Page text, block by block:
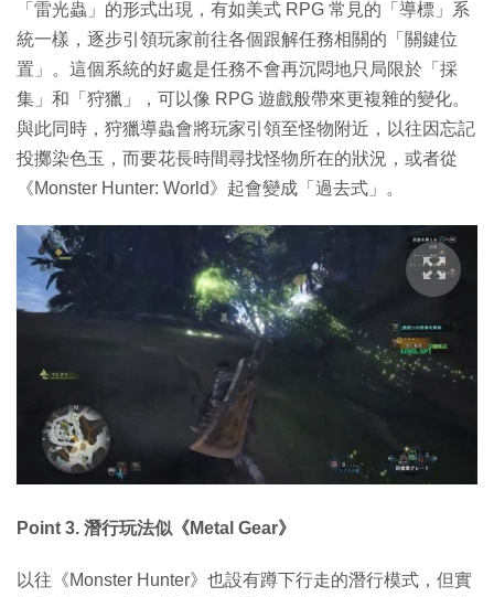
「雷光蟲」的形式出現，有如美式 RPG 常見的「導標」系
統一樣，逐步引領玩家前往各個跟解任務相關的「關鍵位
置」。這個系統的好處是任務不會再沉悶地只局限於「採
集」和「狩獵」，可以像 RPG 遊戲般帶來更複雜的變化。
與此同時，狩獵導蟲會將玩家引領至怪物附近，以往因忘記
投擲染色玉，而要花長時間尋找怪物所在的狀況，或者從
《Monster Hunter: World》起會變成「過去式」。
Point 3. 潛行玩法似《Metal Gear》
以往《Monster Hunter》也設有蹲下行走的潛行模式，但實